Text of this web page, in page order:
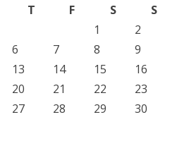
T F S
S
1
2
6 7 8
9
13 14 15
16
20 21 22
23
27 28 29
30